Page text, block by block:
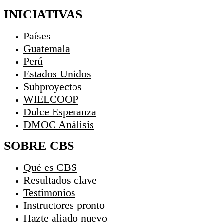
INICIATIVAS
Países
Guatemala
Perú
Estados Unidos
Subproyectos
WIELCOOP
Dulce Esperanza
DMOC Análisis
SOBRE CBS
Qué es CBS
Resultados clave
Testimonios
Instructores pronto
Hazte aliado nuevo